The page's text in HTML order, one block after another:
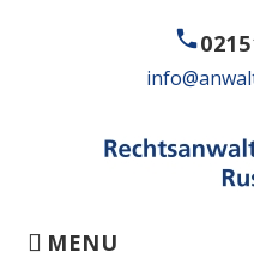
call
MENU